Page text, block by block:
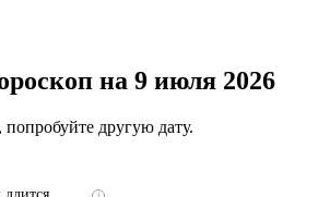
на 9 июля 2026
другую дату.
Крыма: Что
когда
секунд, а